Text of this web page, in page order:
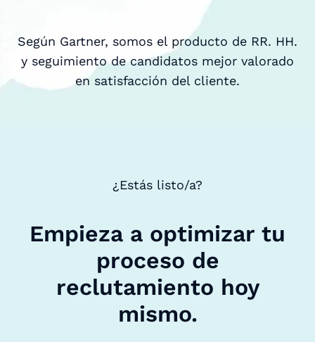
Según Gartner, somos el producto de RR. HH.
y seguimiento de candidatos mejor valorado
en satisfacción del cliente.
¿Estás listo/a?
Empieza a optimizar tu
proceso de
reclutamiento hoy
mismo.